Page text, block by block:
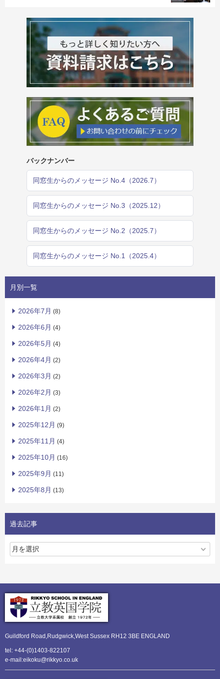
バックナンバー
同窓生からのメッセージ No.4（2026.7）
同窓生からのメッセージ No.3（2025.12）
同窓生からのメッセージ No.2（2025.7）
同窓生からのメッセージ No.1（2025.4）
月別一覧
2026年7月 (8)
2026年6月 (4)
2026年5月 (4)
2026年4月 (2)
2026年3月 (2)
2026年2月 (3)
2026年1月 (2)
2025年12月 (9)
2025年11月 (4)
2025年10月 (16)
2025年9月 (11)
2025年8月 (13)
過去記事
Guildford Road,Rudgwick,West Sussex RH12 3BE ENGLAND
tel: +44-(0)1403-822107
e-mail:eikoku@rikkyo.co.uk